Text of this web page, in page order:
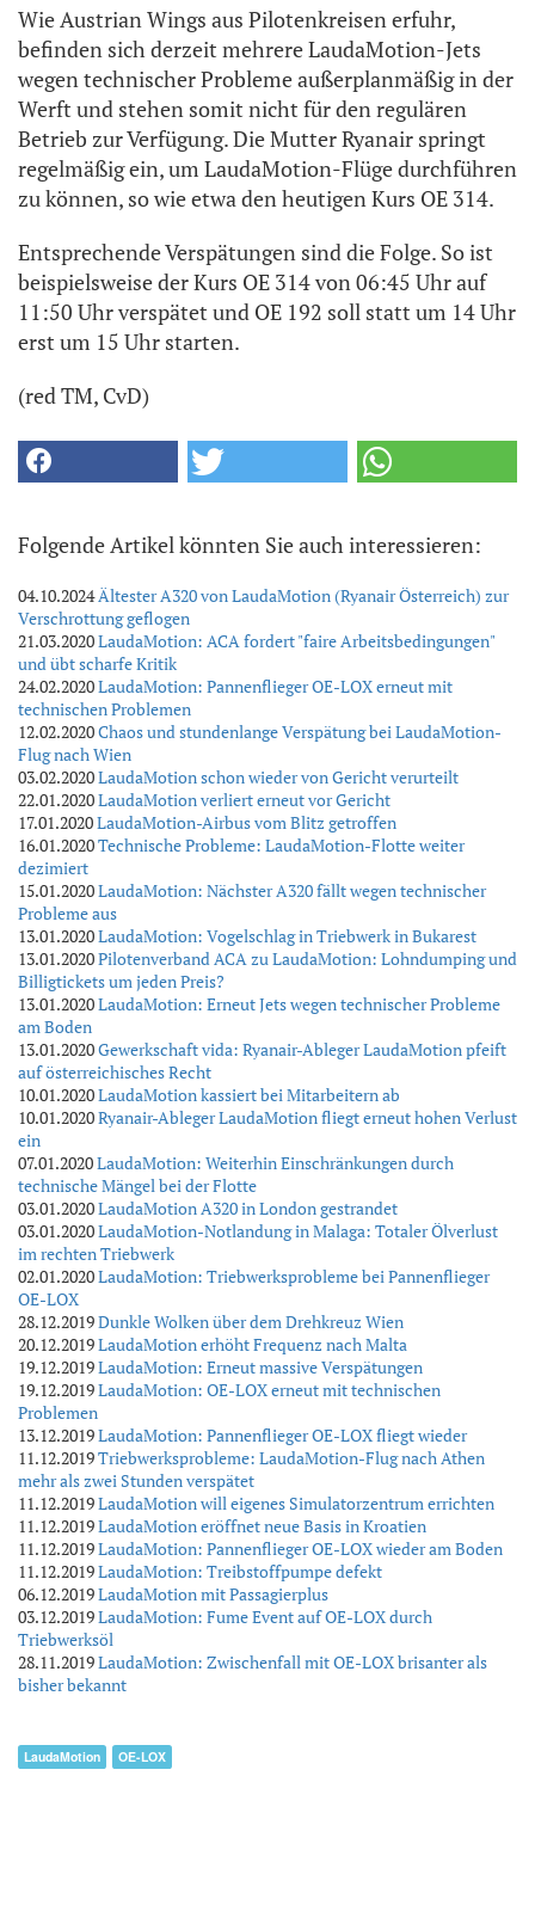
Wie Austrian Wings aus Pilotenkreisen erfuhr,
befinden sich derzeit mehrere LaudaMotion-Jets
wegen technischer Probleme außerplanmäßig in der
Werft und stehen somit nicht für den regulären
Betrieb zur Verfügung. Die Mutter Ryanair springt
regelmäßig ein, um LaudaMotion-Flüge durchführen
zu können, so wie etwa den heutigen Kurs OE 314.
Entsprechende Verspätungen sind die Folge. So ist
beispielsweise der Kurs OE 314 von 06:45 Uhr auf
11:50 Uhr verspätet und OE 192 soll statt um 14 Uhr
erst um 15 Uhr starten.
(red TM, CvD)
Folgende Artikel könnten Sie auch interessieren:
04.10.2024Ältester A320 von LaudaMotion (Ryanair Österreich) zur
Verschrottung geflogen
21.03.2020LaudaMotion: ACA fordert "faire Arbeitsbedingungen"
und übt scharfe Kritik
24.02.2020LaudaMotion: Pannenflieger OE-LOX erneut mit
technischen Problemen
12.02.2020Chaos und stundenlange Verspätung bei LaudaMotion-
Flug nach Wien
03.02.2020LaudaMotion schon wieder von Gericht verurteilt
22.01.2020LaudaMotion verliert erneut vor Gericht
17.01.2020LaudaMotion-Airbus vom Blitz getroffen
16.01.2020Technische Probleme: LaudaMotion-Flotte weiter
dezimiert
15.01.2020LaudaMotion: Nächster A320 fällt wegen technischer
Probleme aus
13.01.2020LaudaMotion: Vogelschlag in Triebwerk in Bukarest
13.01.2020Pilotenverband ACA zu LaudaMotion: Lohndumping und
Billigtickets um jeden Preis?
13.01.2020LaudaMotion: Erneut Jets wegen technischer Probleme
am Boden
13.01.2020Gewerkschaft vida: Ryanair-Ableger LaudaMotion pfeift
auf österreichisches Recht
10.01.2020LaudaMotion kassiert bei Mitarbeitern ab
10.01.2020Ryanair-Ableger LaudaMotion fliegt erneut hohen Verlust
ein
07.01.2020LaudaMotion: Weiterhin Einschränkungen durch
technische Mängel bei der Flotte
03.01.2020LaudaMotion A320 in London gestrandet
03.01.2020LaudaMotion-Notlandung in Malaga: Totaler Ölverlust
im rechten Triebwerk
02.01.2020LaudaMotion: Triebwerksprobleme bei Pannenflieger
OE-LOX
28.12.2019Dunkle Wolken über dem Drehkreuz Wien
20.12.2019LaudaMotion erhöht Frequenz nach Malta
19.12.2019LaudaMotion: Erneut massive Verspätungen
19.12.2019LaudaMotion: OE-LOX erneut mit technischen
Problemen
13.12.2019LaudaMotion: Pannenflieger OE-LOX fliegt wieder
11.12.2019Triebwerksprobleme: LaudaMotion-Flug nach Athen
mehr als zwei Stunden verspätet
11.12.2019LaudaMotion will eigenes Simulatorzentrum errichten
11.12.2019LaudaMotion eröffnet neue Basis in Kroatien
11.12.2019LaudaMotion: Pannenflieger OE-LOX wieder am Boden
11.12.2019LaudaMotion: Treibstoffpumpe defekt
06.12.2019LaudaMotion mit Passagierplus
03.12.2019LaudaMotion: Fume Event auf OE-LOX durch
Triebwerksöl
28.11.2019LaudaMotion: Zwischenfall mit OE-LOX brisanter als
bisher bekannt
LaudaMotion OE-LOX